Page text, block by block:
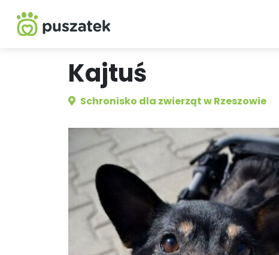
Kajtuś
Schronisko dla zwierząt w Rzeszowie